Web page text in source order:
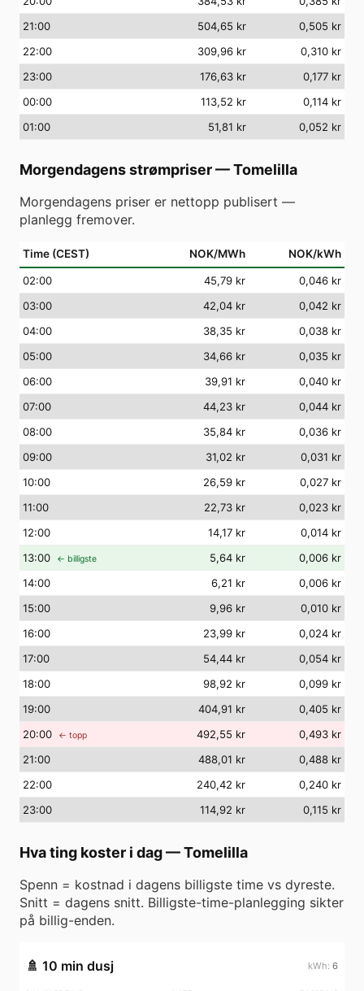
21:00 504,65 kr
0,505 kr
22:00 309,96 kr
0,310 kr
23:00 176,63 kr
0,177 kr
00:00 113,52 kr
0,114 kr
01:00 51,81 kr 0,052 kr
Morgendagens strømpriser—Tomelilla
Morgendagens priser er nettopp publisert —
planlegg fremover.
Time (CEST) NOK/MWh NOK/kWh
02:00 45,79 kr
0,046 kr
03:00 42,04 kr
0,042 kr
04:00 38,35 kr
0,038 kr
05:00 34,66 kr
0,035 kr
06:00 39,91 kr
0,040 kr
07:00 44,23 kr
0,044 kr
08:00 35,84 kr
0,036 kr
09:00 31,02 kr
0,031 kr
10:00 26,59 kr
0,027 kr
11:00 22,73 kr
0,023 kr
12:00 14,17 kr
0,014 kr
13:00 ← billigste 5,64 kr
0,006 kr
14:00 6,21 kr
0,006 kr
15:00 9,96 kr
0,010 kr
16:00 23,99 kr
0,024 kr
17:00 54,44 kr
0,054 kr
18:00 98,92 kr
0,099 kr
19:00 404,91 kr
0,405 kr
20:00 ← topp 492,55 kr
0,493 kr
21:00 488,01 kr
0,488 kr
22:00 240,42 kr
0,240 kr
23:00 114,92 kr 0,115 kr
Hva ting koster i dag—Tomelilla
Spenn = kostnad i dagens billigste time vs dyreste.
Snitt = dagens snitt. Billigste-time-planlegging sikter
på billig-enden.
🚿 10 min dusj 6